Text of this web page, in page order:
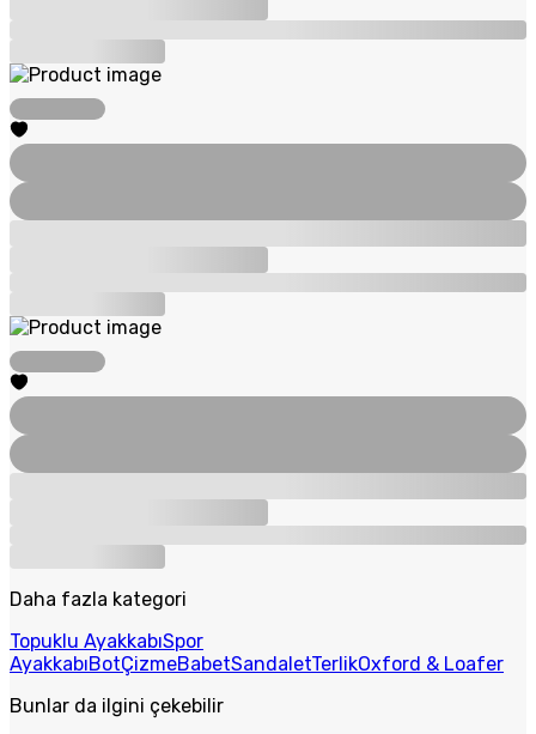
Daha fazla kategori
Topuklu AyakkabıSpor
AyakkabıBotÇizmeBabetSandaletTerlikOxford & Loafer
Bunlar da ilgini çekebilir